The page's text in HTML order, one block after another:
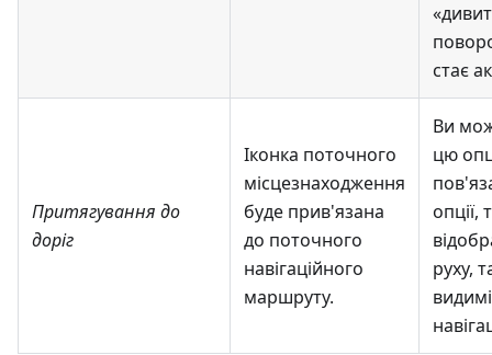
стає
Притягування до
доріг
Іконка поточного
місцезнаходження
буде прив'язана
до поточного
навігаційного
маршруту.
Ви
цю
опції,
руху,